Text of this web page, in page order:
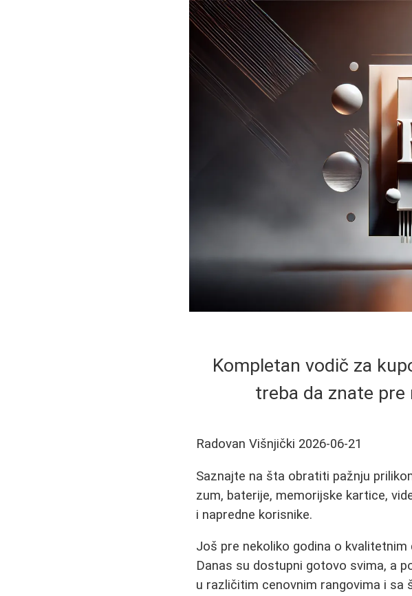
Kompletan vodič za
treba da znate
Radovan Višnjički 2026-06-21
Saznajte na šta obratiti pažnju
zum, baterije, memorijske kartice,
i napredne korisnike.
Još pre nekoliko godina o
Danas su dostupni gotovo svima, a
u različitim cenovnim rangovima i